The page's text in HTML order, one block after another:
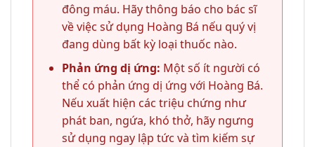
đông máu. Hãy thông báo cho bác sĩ
về việc sử dụng Hoàng Bá nếu quý vị
đang dùng bất kỳ loại thuốc nào.
Phản ứng dị ứng: Một số ít người có
thể có phản ứng dị ứng với Hoàng Bá.
Nếu xuất hiện các triệu chứng như
phát ban, ngứa, khó thở, hãy ngưng
sử dụng ngay lập tức và tìm kiếm sự